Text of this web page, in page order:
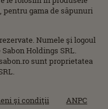
pentru gama de săpunuri
Numele şi logoul
Holdings SRL.
sunt proprietatea
şi condiţii ANPC